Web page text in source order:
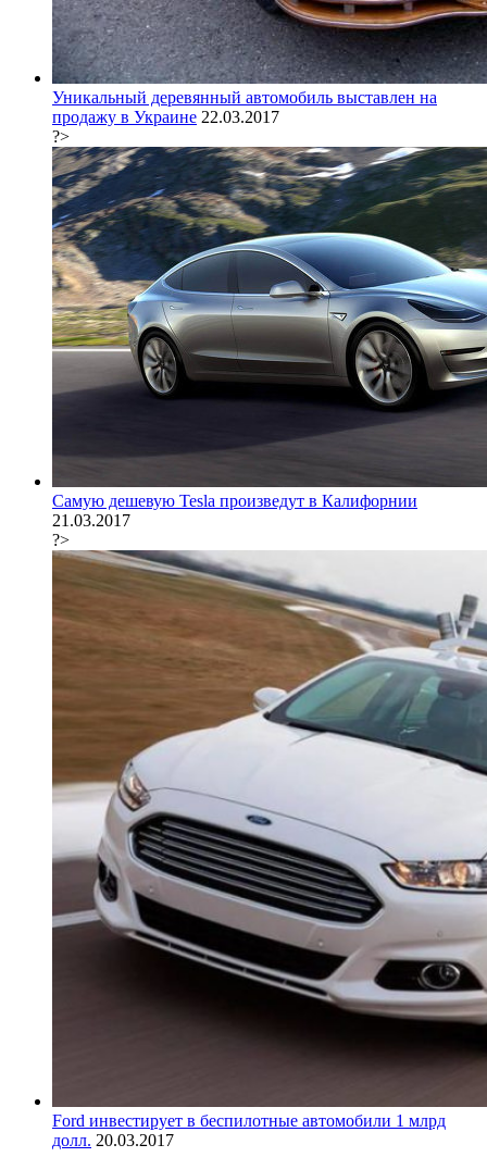
Уникальный деревянный автомобиль выставлен на
продажу в Украине 22.03.2017
?>
Самую дешевую Tesla произведут в Калифорнии
21.03.2017
?>
Ford инвестирует в беспилотные автомобили 1 млрд
долл. 20.03.2017